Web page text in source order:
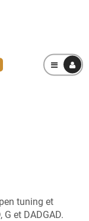
MENU
tuning et
et DADGAD.